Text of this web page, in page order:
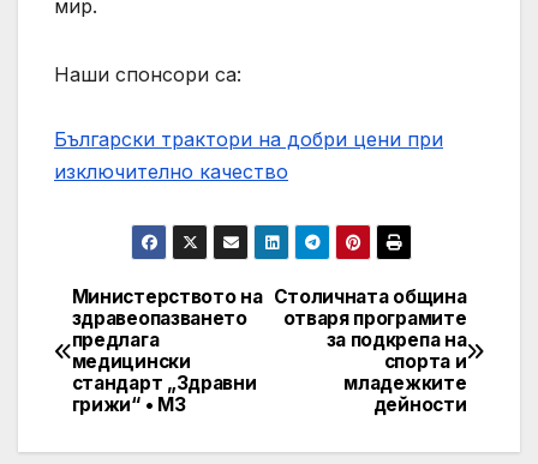
мир.
Наши спонсори са:
Български трактори на добри цени при
изключително качество
Навигация Столичната община
отваря програмите
за подкрепа на
спорта и
младежките
дейности
Министерството на
здравеопазването
предлага
медицински
стандарт „Здравни
грижи“ • МЗ